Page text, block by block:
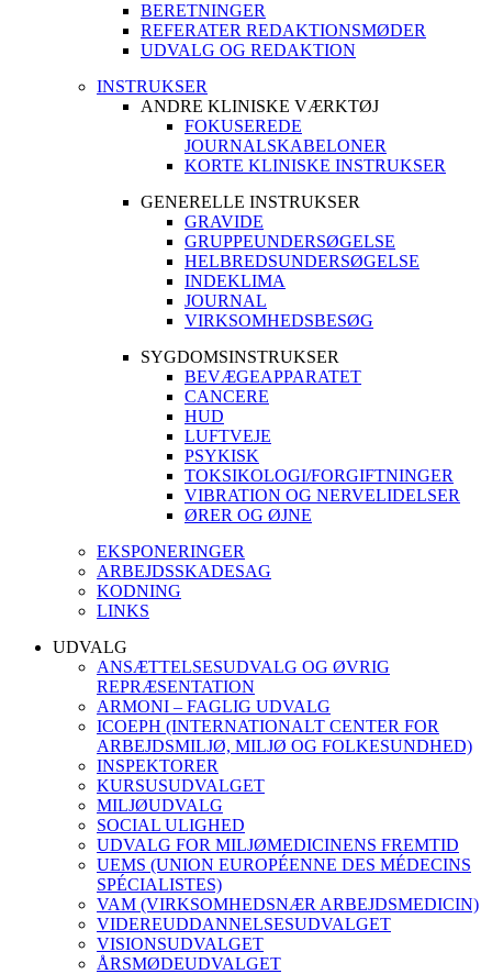
BERETNINGER
REFERATER REDAKTIONSMØDER
UDVALG OG REDAKTION
INSTRUKSER
ANDRE KLINISKE VÆRKTØJ
FOKUSEREDE
JOURNALSKABELONER
KORTE KLINISKE INSTRUKSER
GENERELLE INSTRUKSER
GRAVIDE
GRUPPEUNDERSØGELSE
HELBREDSUNDERSØGELSE
INDEKLIMA
JOURNAL
VIRKSOMHEDSBESØG
SYGDOMSINSTRUKSER
BEVÆGEAPPARATET
CANCERE
HUD
LUFTVEJE
PSYKISK
TOKSIKOLOGI/FORGIFTNINGER
VIBRATION OG NERVELIDELSER
ØRER OG ØJNE
EKSPONERINGER
ARBEJDSSKADESAG
KODNING
LINKS
UDVALG
ANSÆTTELSESUDVALG OG ØVRIG
REPRÆSENTATION
ARMONI – FAGLIG UDVALG
ICOEPH (INTERNATIONALT CENTER FOR
ARBEJDSMILJØ, MILJØ OG FOLKESUNDHED)
INSPEKTORER
KURSUSUDVALGET
MILJØUDVALG
SOCIAL ULIGHED
UDVALG FOR MILJØMEDICINENS FREMTID
UEMS (UNION EUROPÉENNE DES MÉDECINS
SPÉCIALISTES)
VAM (VIRKSOMHEDSNÆR ARBEJDSMEDICIN)
VIDEREUDDANNELSESUDVALGET
VISIONSUDVALGET
ÅRSMØDEUDVALGET